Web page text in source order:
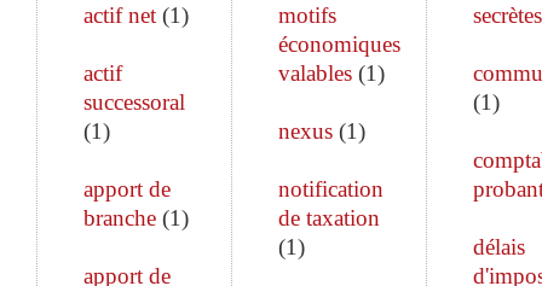
actif net (1)
actif
successoral
(1)
apport de
branche (1)
apport de
motifs
économiques
valables(1)
nexus(1)
notification
de taxation
(1)
secrètes
(1)
délais